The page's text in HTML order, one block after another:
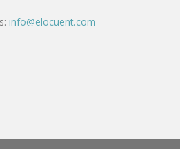
info@elocuent.com